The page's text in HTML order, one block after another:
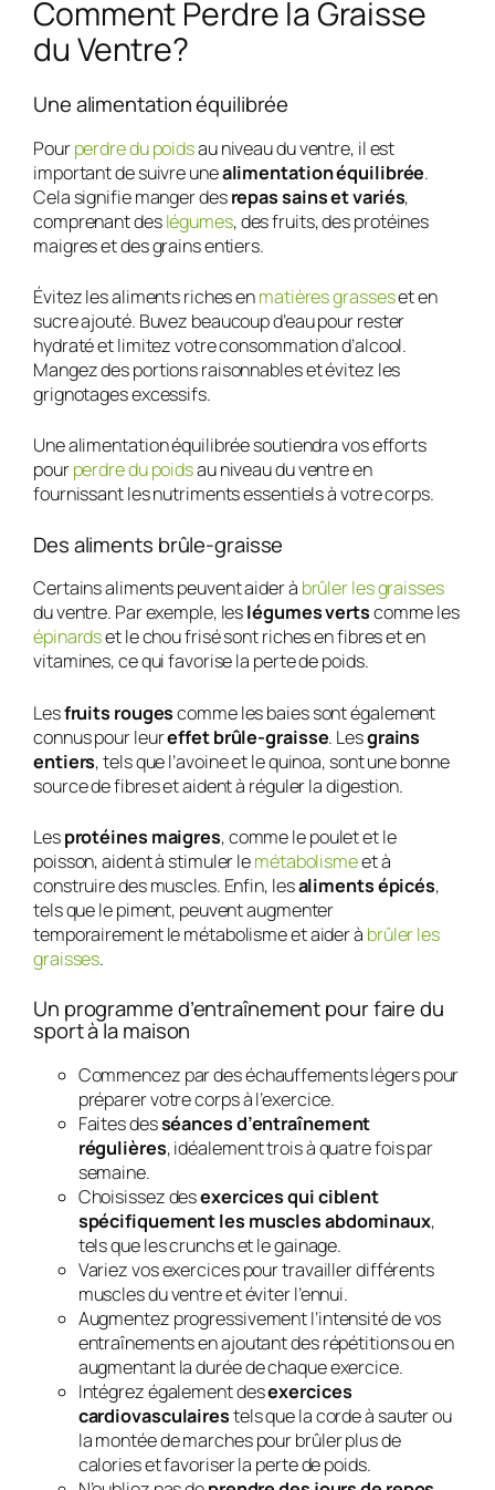
Comment Perdre la Graisse
du Ventre?
Une alimentation équilibrée
Pourperdre du poidsau niveau du ventre, il est
important de suivre unealimentation équilibrée.
Cela signifie manger desrepas sains et variés,
comprenant deslégumes, des fruits, des protéines
maigres et des grains entiers.
Évitez les aliments riches enmatières grasseset en
sucre ajouté. Buvez beaucoup d’eau pour rester
hydraté et limitez votre consommation d’alcool.
Mangez des portions raisonnables et évitez les
grignotages excessifs.
Une alimentation équilibrée soutiendra vos efforts
pourperdre du poidsau niveau du ventre en
fournissant les nutriments essentiels à votre corps.
Des aliments brûle-graisse
Certains aliments peuvent aider à brûler les graisses
du ventre. Par exemple, leslégumes vertscomme les
épinardset le chou frisé sont riches en fibres et en
vitamines, ce qui favorise la perte de poids.
Lesfruits rougescomme les baies sont également
connus pour leureffet brûle-graisse. Lesgrains
entiers, tels que l’avoine et le quinoa, sont une bonne
source de fibres et aident à réguler la digestion.
Lesprotéines maigres, comme le poulet et le
poisson, aident à stimuler lemétabolismeet à
construire des muscles. Enfin, lesaliments épicés,
tels que le piment, peuvent augmenter
temporairement le métabolisme et aider à brûler les
graisses.
Un programme d’entraînement pour faire du
sport à la maison
Commencez par des échauffements légers pour
préparer votre corps à l’exercice.
Faites desséances d’entraînement
régulières, idéalement trois à quatre fois par
semaine.
Choisissez desexercices qui ciblent
spécifiquement les muscles abdominaux,
tels que les crunchs et le gainage.
Variez vos exercices pour travailler différents
muscles du ventre et éviter l’ennui.
Augmentez progressivement l’intensité de vos
entraînements en ajoutant des répétitions ou en
augmentant la durée de chaque exercice.
Intégrez également desexercices
cardiovasculairestels que la corde à sauter ou
la montée de marches pour brûler plus de
calories et favoriser la perte de poids.